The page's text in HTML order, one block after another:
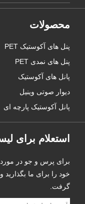
محصولات
پنل های آکوستیک PET
پنل های نمدی PET
پانل های آکوستیک
دیوار صوتی وینیل
پانل آکوستیک پارچه ای
استعلام برای
برای پرس و جو در
گرفت.